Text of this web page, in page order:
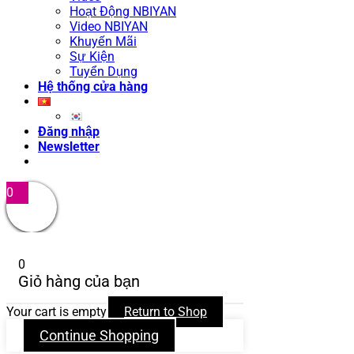
Hoạt Động NBIYAN
Video NBIYAN
Khuyến Mãi
Sự Kiện
Tuyển Dụng
Hệ thống cửa hàng
Đăng nhập
Newsletter
0
0
Giỏ hàng của bạn
Your cart is empty Return to Shop
Continue Shopping